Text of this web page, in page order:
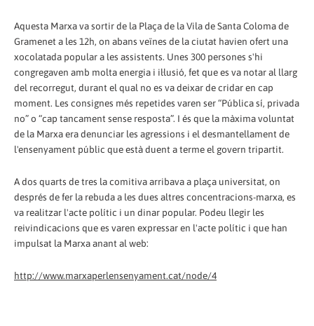
Aquesta Marxa va sortir de la Plaça de la Vila de Santa Coloma de
Gramenet a les 12h, on abans veïnes de la ciutat havien ofert una
xocolatada popular a les assistents. Unes 300 persones s'hi
congregaven amb molta energia i il·lusió, fet que es va notar al llarg
del recorregut, durant el qual no es va deixar de cridar en cap
moment. Les consignes més repetides varen ser “Pública sí, privada
no” o “cap tancament sense resposta”. I és que la màxima voluntat
de la Marxa era denunciar les agressions i el desmantellament de
l'ensenyament públic que està duent a terme el govern tripartit.
A dos quarts de tres la comitiva arribava a plaça universitat, on
després de fer la rebuda a les dues altres concentracions-marxa, es
va realitzar l'acte polític i un dinar popular. Podeu llegir les
reivindicacions que es varen expressar en l'acte polític i que han
impulsat la Marxa anant al web:
http://www.marxaperlensenyament.cat/node/4